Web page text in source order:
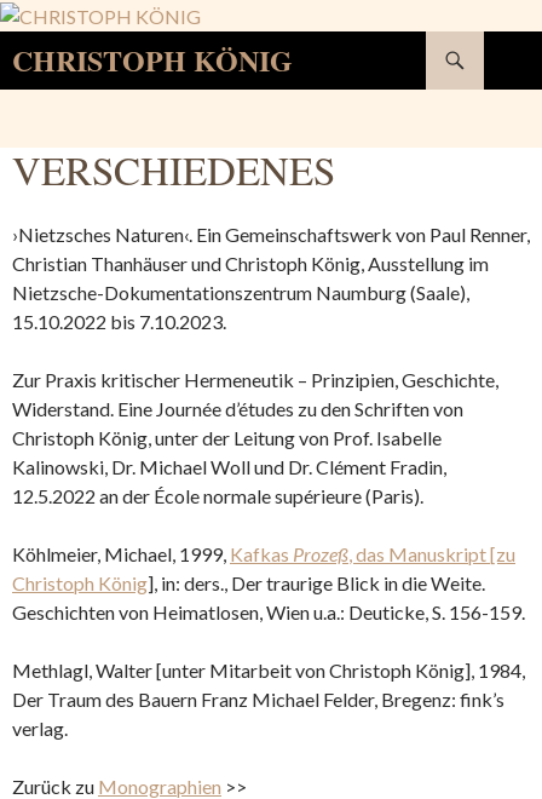
CHRISTOPH KÖNIG
VERSCHIEDENES
›Nietzsches Naturen‹. Ein Gemeinschaftswerk von Paul Renner,
Christian Thanhäuser und Christoph König, Ausstellung im
Nietzsche-Dokumentationszentrum Naumburg (Saale),
15.10.2022 bis 7.10.2023.
Zur Praxis kritischer Hermeneutik – Prinzipien, Geschichte,
Widerstand. Eine Journée d’études zu den Schriften von
Christoph König, unter der Leitung von Prof. Isabelle
Kalinowski, Dr. Michael Woll und Dr. Clément Fradin,
12.5.2022 an der École normale supérieure (Paris).
Köhlmeier, Michael, 1999, Kafkas Prozeß, das Manuskript [zu
Christoph König], in: ders., Der traurige Blick in die Weite.
Geschichten von Heimatlosen, Wien u.a.: Deuticke, S. 156-159.
Methlagl, Walter [unter Mitarbeit von Christoph König], 1984,
Der Traum des Bauern Franz Michael Felder, Bregenz: fink’s
verlag.
Zurück zu Monographien >>